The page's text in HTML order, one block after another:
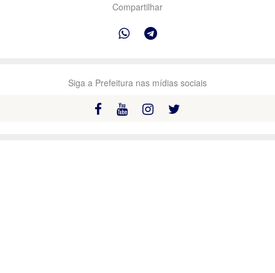
Compartilhar
Siga a Prefeitura nas mídias sociais